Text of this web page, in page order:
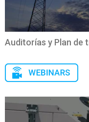
Auditorías y Plan de